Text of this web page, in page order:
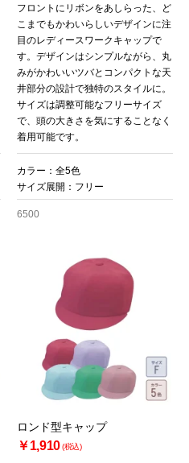
フロントにリボンをあしらった、ど
こまでもかわいらしいデザインに注
目のレディースワークキャップで
す。デザインはシンプルながら、丸
みがかわいいツバとコンパクトな天
井部分の設計で独特のスタイルに。
サイズは調整可能なフリーサイズ
で、頭の大きさを気にすることなく
着用可能です。
カラー：全5色
サイズ展開：フリー
6500
ロンド型キャップ
￥1,910(税込)
カートへ進む